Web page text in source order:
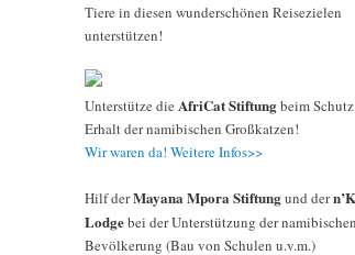
Tiere in diesen wunderschönen Reisezielen
unterstützen!
Unterstütze die AfriCat Stiftungbeim
Erhalt der namibischen Großkatzen!
Wir waren da! Weitere Infos>>
Hilf derMayana Mpora Stiftungund der
Lodgebei der Unterstützung der namibischen
Bevölkerung (Bau von Schulen u.v.m.)